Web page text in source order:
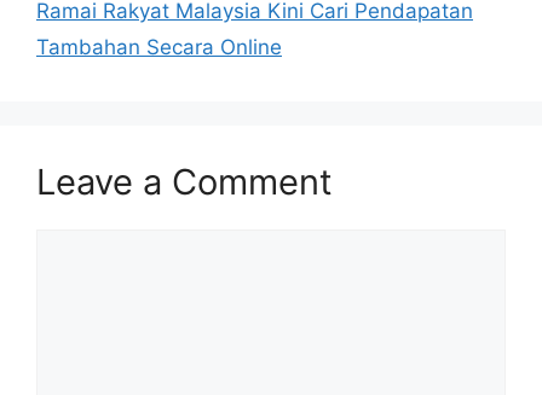
Ramai Rakyat Malaysia Kini Cari Pendapatan
Tambahan Secara Online
Leave a Comment